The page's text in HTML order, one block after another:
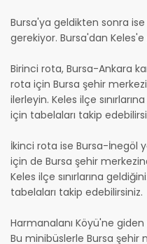
Bursa'ya geldikten sonra
gerekiyor. Bursa'dan
Birinci rota, Bursa-Ankara
rota için Bursa şehir
ilerleyin. Keles ilçe
için tabelaları takip
İkinci rota ise Bursa-İnegöl
için de Bursa şehir
Keles ilçe sınırlarına
tabelaları takip edebilirsiniz.
Harmanalanı Köyü'ne
Bu minibüslerle Bursa şehir